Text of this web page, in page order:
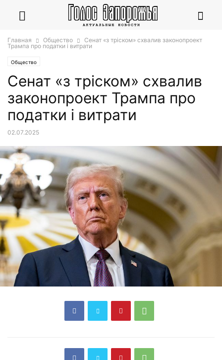
Главная Общество
Сенат «з тріском» схвалив законопроект
Трампа про податки і витрати
Общество
Сенат «з тріском» схвалив
законопроект Трампа про
податки і витрати
02.07.2025